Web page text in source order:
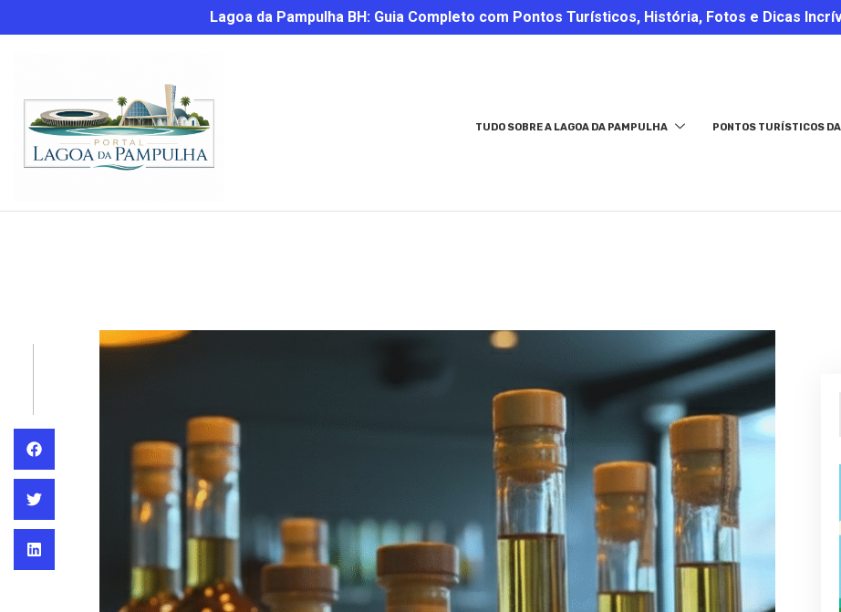
Lagoa da Pampulha BH: Guia Completo com Pontos Turísticos, História, Fotos e Dicas
TUDO SOBRE A LAGOA DA PAMPULHA PONTOS TURÍSTICOS